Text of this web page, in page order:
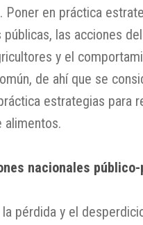
Poner en práctica
públicas, las acciones
y el
de ahí que se
estrategias para
alimentos.
nacionales
pérdida y el